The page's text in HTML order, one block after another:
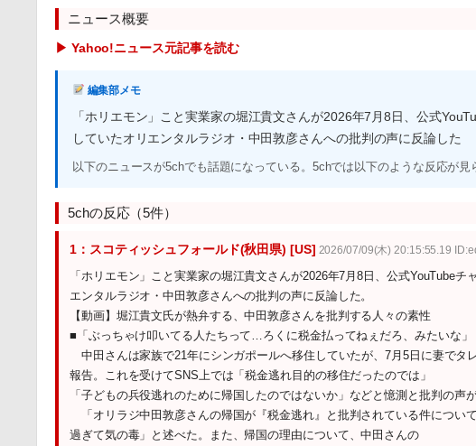
ニュース概要
▶ Yahoo!ニュース元記事を読む
編集部メモ
「ホリエモン」こと実業家の堀江貴文さんが2026年7月8日、公式
していたオリエンタルラジオ・中田敦彦さんへの批判の声に反論した
以下のニュースが5chでも話題になっている。5chでは以下のような反応が見
5chの反応（5件）
1：スコティッシュフォールド(秋田県) [US] 2026/07/09(木) 20:15:55.19
「ホリエモン」こと実業家の堀江貴文さんが2026年7月8日、公式YouTube
エンタルラジオ・中田敦彦さんへの批判の声に反論した。
【動画】堀江貴文氏が熱弁する、中田敦彦さんを批判する人々の素性
■「ぶっちゃけ叩いてる人たちって…ろくに税金払ってねぇだろ、みたいな」
中田さんは家族で21年にシンガポールへ移住していたが、7月5日に妻でタ
報告。これを受けてSNS上では「税金逃れ目的の移住だったのでは」
「子どもの兵役逃れのために帰国したのではないか」などと憶測と批判の声
「オリラジ中田敦彦さんの帰国が『税金逃れ』と批判されている件につい
過ぎて気の毒」と述べた。また、帰国の理由について、中田さんの